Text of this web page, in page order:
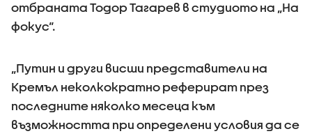
отбраната Тодор Тагарев в студиото на „На
фокус“.
„Путин и други висши представители на
Кремъл неколкократно реферират през
последните няколко месеца към
възможността при определени условия да се